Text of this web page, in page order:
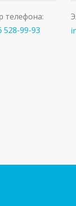
телефона:
528-99-93